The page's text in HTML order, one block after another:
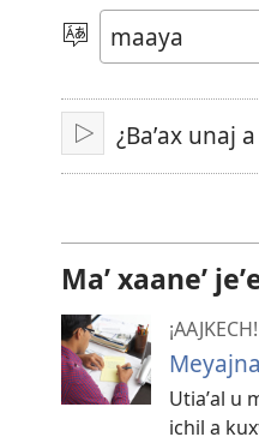
le
Yéey
idiomail
Paxe¿Baʼax unaj
Maʼ xaaneʼ
¡AAJKECH!
Utiaʼal u
ichil a